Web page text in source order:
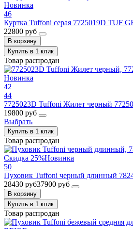
Новинка
46
Куртка Tuffoni серая 7725019D TUF
22800 руб
В корзину
Купить в 1 клик
Товар распродан
Новинка
42
44
7725023D Tuffoni Жилет черный
19800 руб
Выбрать
Купить в 1 клик
Товар распродан
Скидка 25%Новинка
50
Пуховик Tuffoni черный длинный
28430 руб37900 руб
В корзину
Купить в 1 клик
Товар распродан